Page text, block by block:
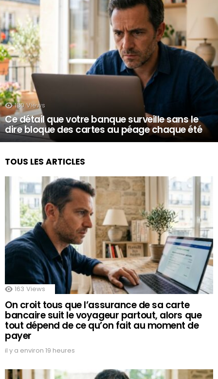
180 Views
Ce détail que votre banque surveille sans le
dire bloque des cartes au péage chaque été
TOUS LES ARTICLES
163 Views
On croit tous que l’assurance de sa carte
bancaire suit le voyageur partout, alors que
tout dépend de ce qu’on fait au moment de
payer
il y a environ 19 heures